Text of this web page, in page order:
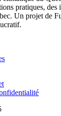
pratiques,
Un projet de